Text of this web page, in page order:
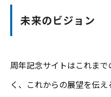
未来のビジョン
周年記念サイトはこれま
く、これからの展望を伝え